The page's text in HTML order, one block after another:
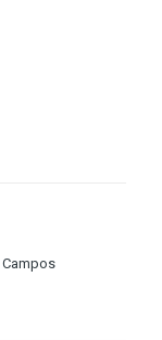
Campos